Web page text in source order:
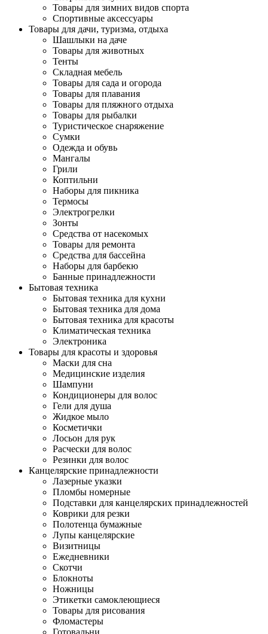
Товары для зимних видов спорта
Спортивные аксессуары
Товары для дачи, туризма, отдыха
Шашлыки на даче
Товары для животных
Тенты
Складная мебель
Товары для сада и огорода
Товары для плавания
Товары для пляжного отдыха
Товары для рыбалки
Туристическое снаряжение
Сумки
Одежда и обувь
Мангалы
Грили
Коптильни
Наборы для пикника
Термосы
Электрогрелки
Зонты
Средства от насекомых
Товары для ремонта
Средства для бассейна
Наборы для барбекю
Банные принадлежности
Бытовая техника
Бытовая техника для кухни
Бытовая техника для дома
Бытовая техника для красоты
Климатическая техника
Электроника
Товары для красоты и здоровья
Маски для сна
Медицинские изделия
Шампуни
Кондиционеры для волос
Гели для душа
Жидкое мыло
Косметички
Лосьон для рук
Расчески для волос
Резинки для волос
Канцелярские принадлежности
Лазерные указки
Пломбы номерные
Подставки для канцелярских принадлежностей
Коврики для резки
Полотенца бумажные
Лупы канцелярские
Визитницы
Ежедневники
Скотчи
Блокноты
Ножницы
Этикетки самоклеющиеся
Товары для рисования
Фломастеры
Готовальни